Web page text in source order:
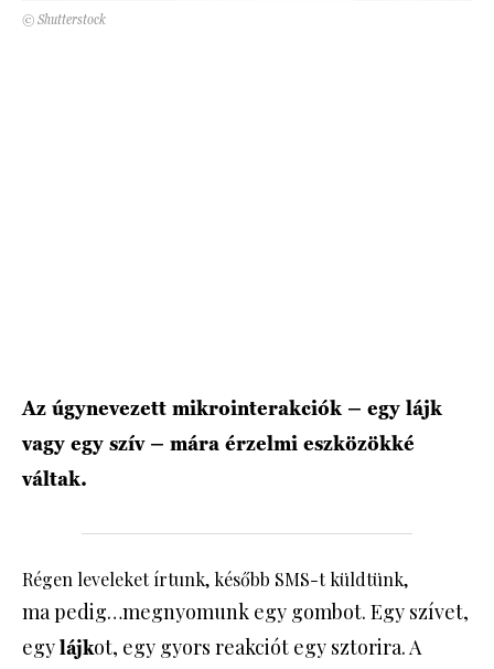
© Shutterstock
Az úgynevezett mikrointerakciók – egy lájk
vagy egy szív – mára érzelmi eszközökké
váltak.
Régen leveleket írtunk, később SMS-t küldtünk,
ma pedig…megnyomunk egy gombot. Egy szívet,
egylájkot, egy gyors reakciót egy sztorira. A